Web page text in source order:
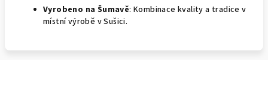
Vyrobeno na Šumavě: Kombinace kvality a tradice v
místní výrobě v Sušici.